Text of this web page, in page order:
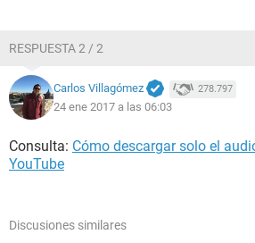
RESPUESTA 2 / 2
Carlos Villagómez 278.797
24 ene 2017 a las 06:03
Consulta: Cómo descargar solo el
YouTube
Discusiones similares